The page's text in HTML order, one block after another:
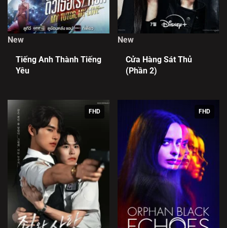
New
Tiếng Anh Thành Tiếng
Yêu
New
Cửa Hàng Sát Thủ
(Phần 2)
FHD FHD